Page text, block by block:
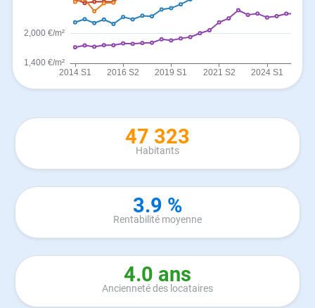
47 323
Habitants
3.9 %
Rentabilité moyenne
4.0 ans
Ancienneté des locataires